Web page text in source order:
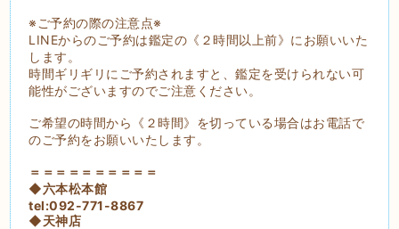
※ご予約の際の注意点※
LINEからのご予約は鑑定の《２時間以上前》にお願いいた
します。
時間ギリギリにご予約されますと、鑑定を受けられない可
能性がございますのでご注意ください。
ご希望の時間から《２時間》を切っている場合はお電話で
のご予約をお願いいたします。
＝＝＝＝＝＝＝＝＝＝
◆六本松本館
tel:092-771-8867
◆天神店